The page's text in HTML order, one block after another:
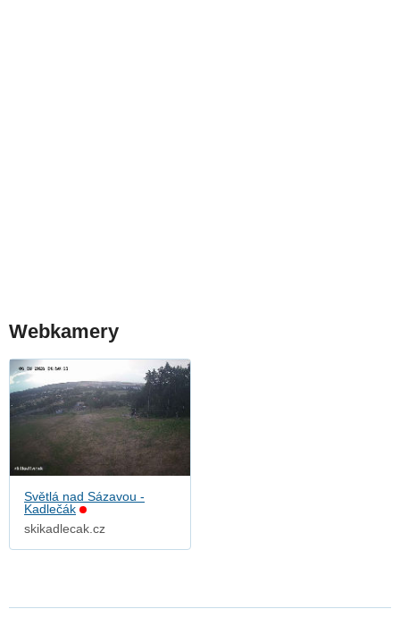
Webkamery
Světlá nad Sázavou -
Kadlečák
skikadlecak.cz